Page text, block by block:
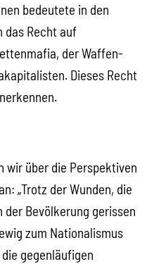
bedeutete in den
das Recht auf
der Waffen-
Dieses Recht
wir über die Perspektiven
„Trotz der Wunden, die
der Bevölkerung gerissen
zum Nationalismus
gegenläufigen